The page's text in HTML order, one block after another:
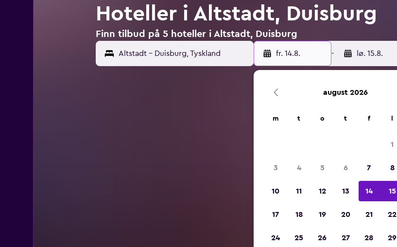
Hoteller i Altstadt, Duisburg
Finn tilbud på 5 hoteller i Altstadt, Duisburg
Altstadt - Duisburg, Tyskland fr. 14.8. - lø. 15.8.
august 2026
m t o t f
1
3 4 5 6 7 8
10 11 12 13 14 15
17 18 19 20 21 22
24 25 26 27 28 29